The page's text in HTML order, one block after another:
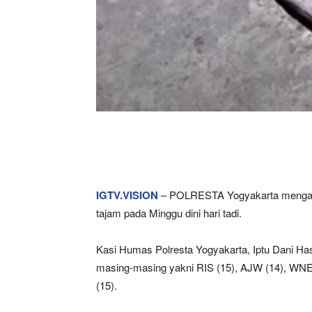
IGTV.VISION – POLRESTA Yogyakarta
tajam pada Minggu dini hari tadi.
Kasi Humas Polresta Yogyakarta, Iptu Dani
masing-masing yakni RIS (15), AJW (14),
(15).